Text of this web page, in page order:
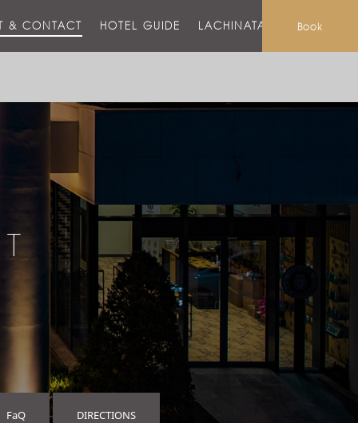
& CONTACT HOTEL GUIDE LACHINATA MALLBook
FaQ DIRECTIONS